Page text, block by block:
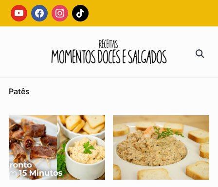
Skipyoutubefacebookinstagram
tiktok
Search
for:
Patês